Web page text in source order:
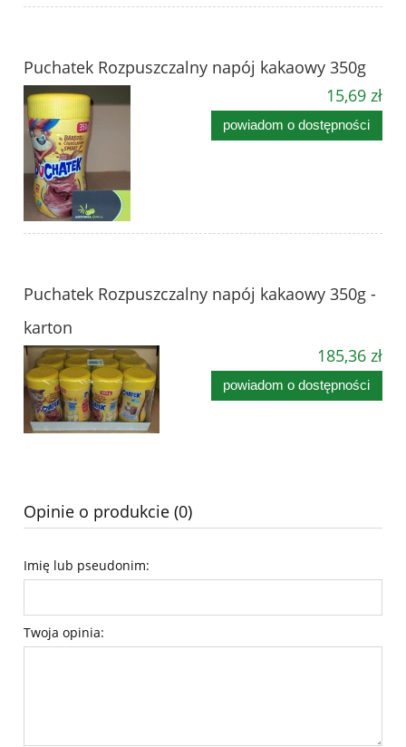
Puchatek Rozpuszczalny napój kakaowy 350g
15,69 zł
powiadom o dostępności
Puchatek Rozpuszczalny napój kakaowy 350g -
karton
185,36 zł
powiadom o dostępności
Opinie o produkcie (0)
Imię lub pseudonim:
Twoja opinia: